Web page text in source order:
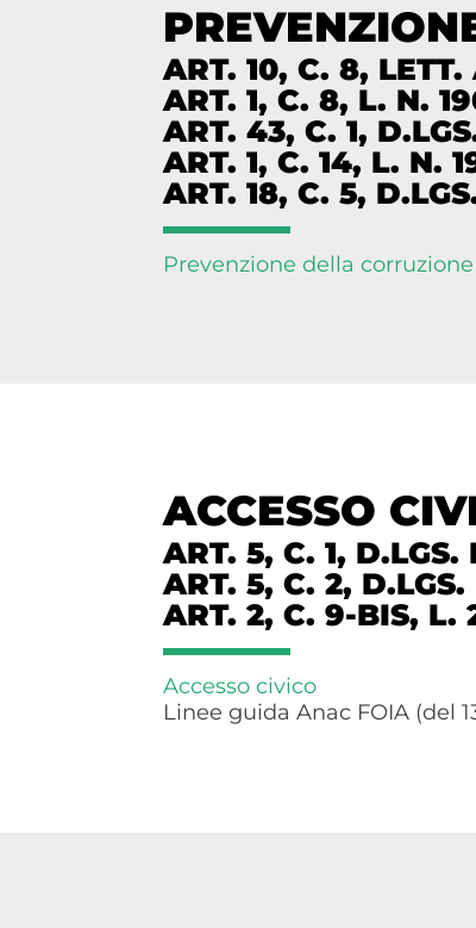
ART. 10, C. 8,
ART. 1, C. 8, L. N.
ART. 43, C. 1,
ART. 1, C. 14, L. N.
ART. 18, C. 5,
Prevenzione della corruzione
ACCESSO
ART. 5, C. 1, D.LGS.
ART. 5, C. 2,
ART. 2, C. 9-BIS, L.
Accesso civico
Linee guida Anac FOIA (del